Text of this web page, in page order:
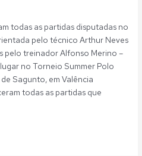
todas as partidas disputadas no
pelo técnico Arthur Neves
pelo treinador Alfonso Merino –
no Torneio Summer Polo
Sagunto, em Valência
todas as partidas que